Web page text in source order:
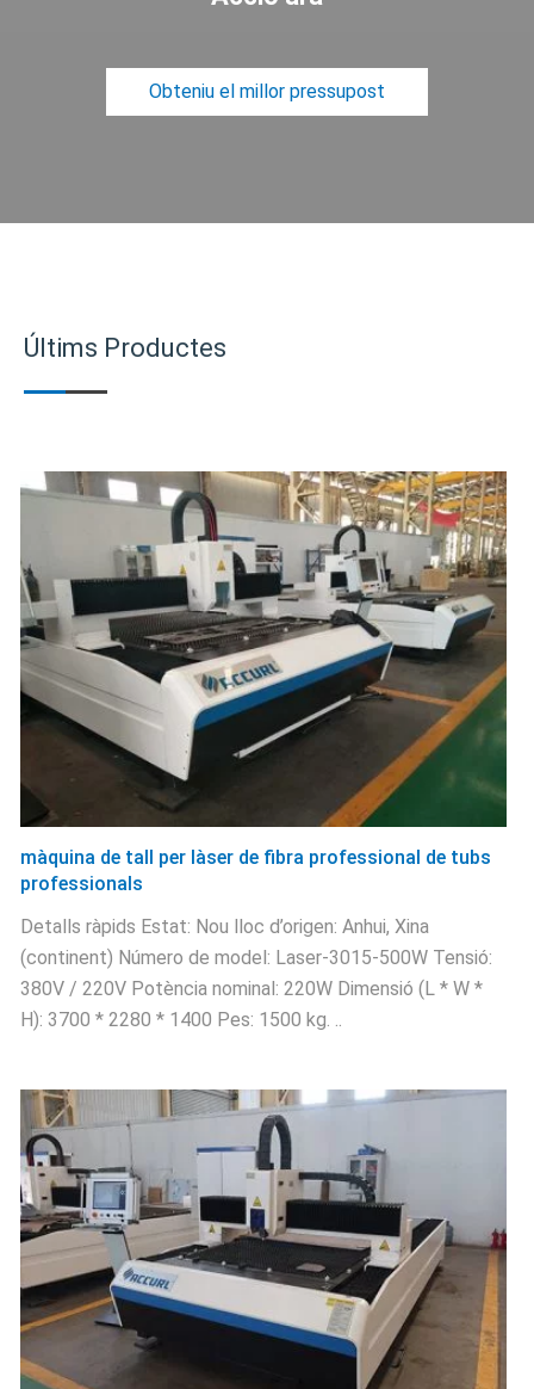
Obteniu el millor pressupost
Últims Productes
màquina de tall per làser de fibra professional de tubs
professionals
Detalls ràpids Estat: Nou lloc d’origen: Anhui, Xina
(continent) Número de model: Laser-3015-500W Tensió:
380V / 220V Potència nominal: 220W Dimensió (L * W *
H): 3700 * 2280 * 1400 Pes: 1500 kg. ..